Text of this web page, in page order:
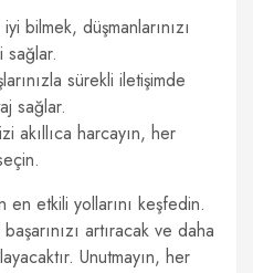
bilmek, düşmanlarınızı
sağlar.
sürekli iletişimde
sağlar.
akıllıca harcayın, her
en etkili yollarını keşfedin.
artıracak ve daha
Unutmayın, her